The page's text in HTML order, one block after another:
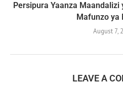
Persipura Yaanza
Mafunzo ya
August 7,
LEAVE A